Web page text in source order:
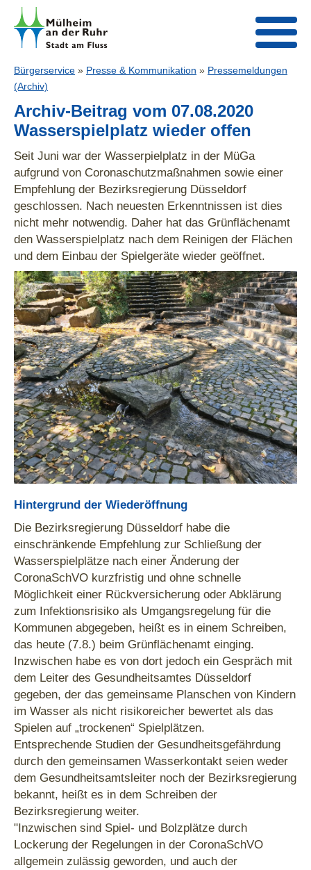
Bürgerservice » Presse & Kommunikation » Pressemeldungen
(Archiv)
Archiv-Beitrag vom 07.08.2020
Wasserspielplatz wieder offen
Seit Juni war der Wasserpielplatz in der MüGa
aufgrund von Coronaschutzmaßnahmen sowie einer
Empfehlung der Bezirksregierung Düsseldorf
geschlossen. Nach neuesten Erkenntnissen ist dies
nicht mehr notwendig. Daher hat das Grünflächenamt
den Wasserspielplatz nach dem Reinigen der Flächen
und dem Einbau der Spielgeräte wieder geöffnet.
Hintergrund der Wiederöffnung
Die Bezirksregierung Düsseldorf habe die
einschränkende Empfehlung zur Schließung der
Wasserspielplätze nach einer Änderung der
CoronaSchVO kurzfristig und ohne schnelle
Möglichkeit einer Rückversicherung oder Abklärung
zum Infektionsrisiko als Umgangsregelung für die
Kommunen abgegeben, heißt es in einem Schreiben,
das heute (7.8.) beim Grünflächenamt einging.
Inzwischen habe es von dort jedoch ein Gespräch mit
dem Leiter des Gesundheitsamtes Düsseldorf
gegeben, der das gemeinsame Planschen von Kindern
im Wasser als nicht risikoreicher bewertet als das
Spielen auf „trockenen“ Spielplätzen.
Entsprechende Studien der Gesundheitsgefährdung
durch den gemeinsamen Wasserkontakt seien weder
dem Gesundheitsamtsleiter noch der Bezirksregierung
bekannt, heißt es in dem Schreiben der
Bezirksregierung weiter.
"Inzwischen sind Spiel- und Bolzplätze durch
Lockerung der Regelungen in der CoronaSchVO
allgemein zulässig geworden, und auch der